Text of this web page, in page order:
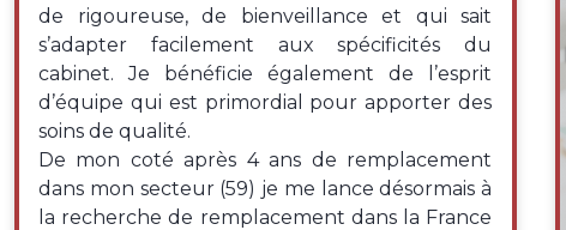
de rigoureuse, de bienveillance et qui sait
s’adapter facilement aux spécificités du
cabinet. Je bénéficie également de l’esprit
d’équipe qui est primordial pour apporter des
soins de qualité.
De mon coté après 4 ans de remplacement
dans mon secteur (59) je me lance désormais à
la recherche de remplacement dans la France